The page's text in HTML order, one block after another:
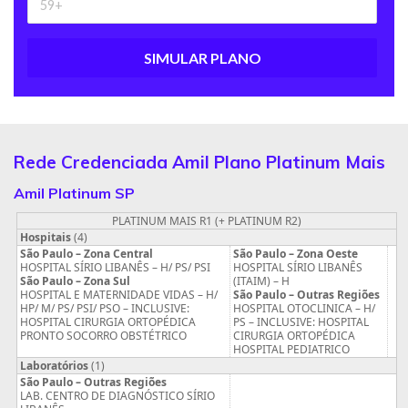
SIMULAR PLANO
Rede Credenciada Amil Plano Platinum Mais
Amil Platinum SP
PLATINUM MAIS R1 (+ PLATINUM R2)
Hospitais(4)
São Paulo – Zona Central
HOSPITAL SÍRIO LIBANÊS – H/ PS/ PSI
São Paulo – Zona Sul
HOSPITAL E MATERNIDADE VIDAS – H/
HP/ M/ PS/ PSI/ PSO – INCLUSIVE:
HOSPITAL CIRURGIA ORTOPÉDICA
PRONTO SOCORRO OBSTÉTRICO
São Paulo – Zona Oeste
HOSPITAL SÍRIO LIBANÊS
(ITAIM) – H
São Paulo – Outras Regiões
HOSPITAL OTOCLINICA – H/
PS – INCLUSIVE: HOSPITAL
CIRURGIA ORTOPÉDICA
HOSPITAL PEDIATRICO
Laboratórios(1)
São Paulo – Outras Regiões
LAB. CENTRO DE DIAGNÓSTICO SÍRIO